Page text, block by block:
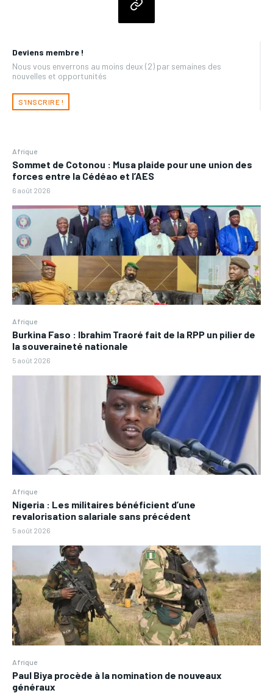
Deviens membre !
Nous vous enverrons au moins deux (2) par semaines des
nouvelles et opportunités
S'INSCRIRE !
Afrique
Sommet de Cotonou : Musa plaide pour une union des
forces entre la Cédéao et l’AES
6 août 2026
Afrique
Burkina Faso : Ibrahim Traoré fait de la RPP un pilier de
la souveraineté nationale
5 août 2026
Afrique
Nigeria : Les militaires bénéficient d’une
revalorisation salariale sans précédent
5 août 2026
Afrique
Paul Biya procède à la nomination de nouveaux
généraux